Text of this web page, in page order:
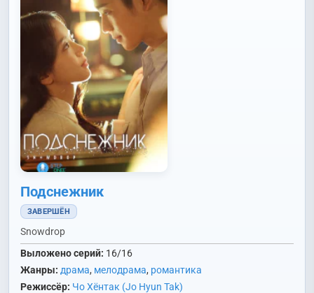
Подснежник
ЗАВЕРШЁН
Snowdrop
Выложено серий: 16/16
Жанры: драма, мелодрама, романтика
Режиссёр: Чо Хёнтак (Jo Hyun Tak)